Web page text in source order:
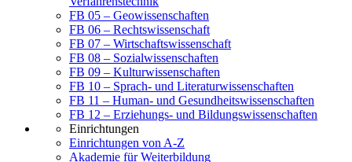
FB 05 – Geowissenschaften
FB 06 – Rechtswissenschaft
FB 07 – Wirtschaftswissenschaft
FB 08 – Sozialwissenschaften
FB 09 – Kulturwissenschaften
FB 10 – Sprach- und Literaturwissenschaften
FB 11 – Human- und Gesundheitswissenschaften
FB 12 – Erziehungs- und Bildungswissenschaften
Einrichtungen
Einrichtungen von A-Z
Akademie für Weiterbildung